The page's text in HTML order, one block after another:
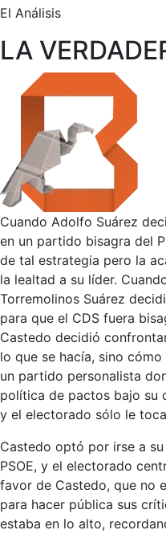
El Análisis
LA
Cuando Adolfo Suárez
en un partido bisagra del
de tal estrategia pero la
la lealtad a su líder.
Torremolinos Suárez
para que el CDS fuera
Castedo decidió
lo que se hacía, sino
un partido personalista
política de pactos bajo su
y el electorado sólo le
Castedo optó por irse a
PSOE, y el electorado
favor de Castedo, que no
para hacer pública sus
estaba en lo alto,